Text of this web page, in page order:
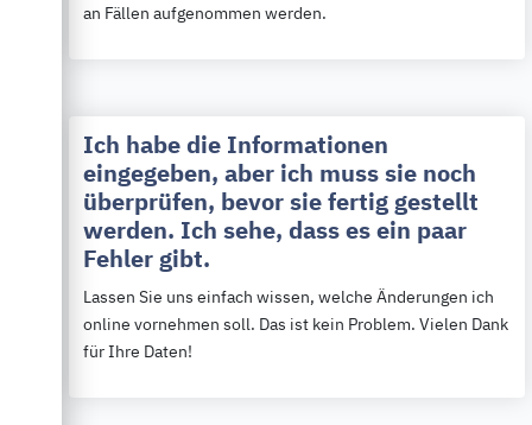
an Fällen aufgenommen werden.
Ich habe die Informationen
eingegeben, aber ich muss sie noch
überprüfen, bevor sie fertig gestellt
werden. Ich sehe, dass es ein paar
Fehler gibt.
Lassen Sie uns einfach wissen, welche Änderungen ich
online vornehmen soll. Das ist kein Problem. Vielen Dank
für Ihre Daten!